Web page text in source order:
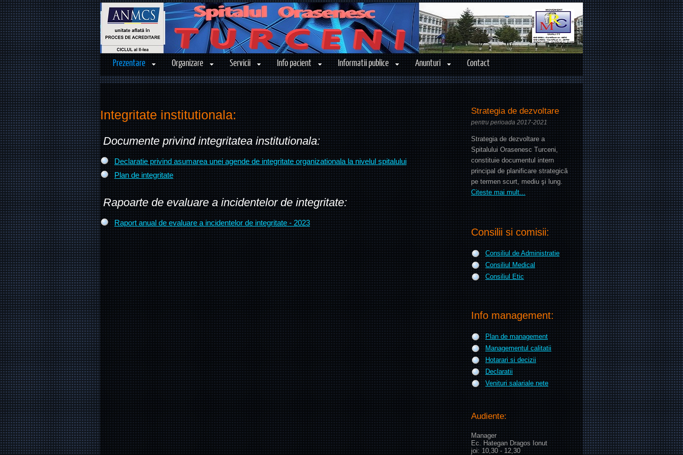
Prezentare Organizare Servicii Info pacient Informatii publice Anunturi Contact
Strategia de dezvoltare
pentru perioada 2017-2021
Strategia de dezvoltare a
Spitalului Orasenesc Turceni,
constituie documentul intern
principal de planificare strategică
pe termen scurt, mediu şi lung.
Citeste mai mult...
Consilii si comisii:
Consiliul de Administratie
Consiliul Medical
Consiliul Etic
Info management:
Plan de management
Managementul calitatii
Hotarari si decizii
Declaratii
Venituri salariale nete
Audiente:
Manager
Ec. Hategan Dragos Ionut
joi: 10,30 - 12,30
Integritate institutionala:
Documente privind integritatea institutionala:
Declaratie privind asumarea unei agende de integritate organizationala la nivelul spitalului
Plan de integritate
Rapoarte de evaluare a incidentelor de integritate:
Raport anual de evaluare a incidentelor de integritate - 2023